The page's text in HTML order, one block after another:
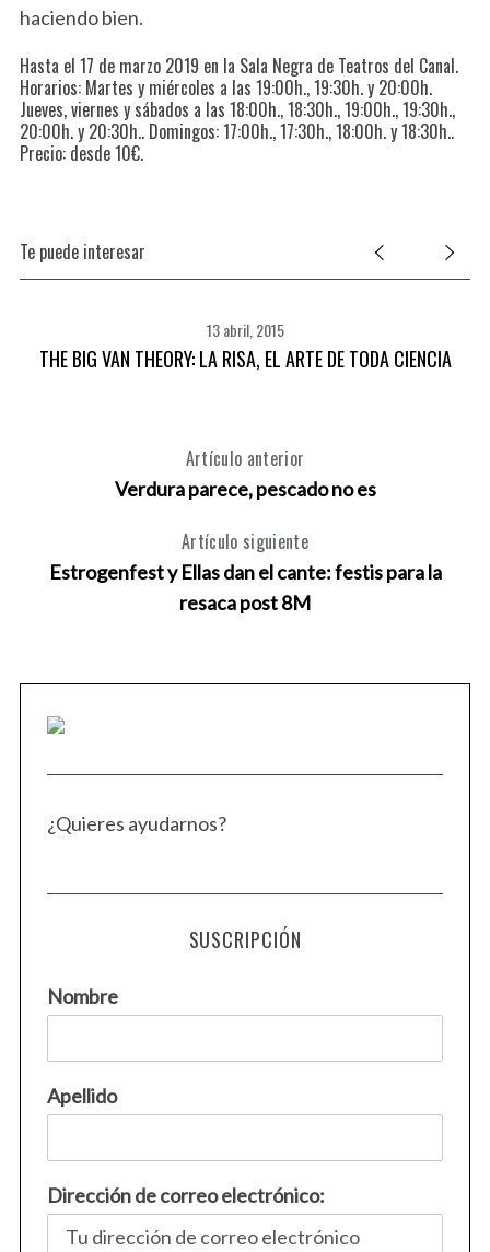
haciendo bien.
Hasta el 17 de marzo 2019 en la Sala Negra de Teatros del Canal.
Horarios: Martes y miércoles a las 19:00h., 19:30h. y 20:00h.
Jueves, viernes y sábados a las 18:00h., 18:30h., 19:00h., 19:30h.,
20:00h. y 20:30h.. Domingos: 17:00h., 17:30h., 18:00h. y 18:30h..
Precio: desde 10€.
Te puede interesar
13 abril, 2015
THE BIG VAN THEORY: LA RISA, EL ARTE DE TODA CIENCIA
Artículo anterior
Verdura parece, pescado no es
Artículo siguiente
Estrogenfest y Ellas dan el cante: festis para la
resaca post 8M
¿Quieres ayudarnos?
SUSCRIPCIÓN
Nombre
Apellido
Dirección de correo electrónico: